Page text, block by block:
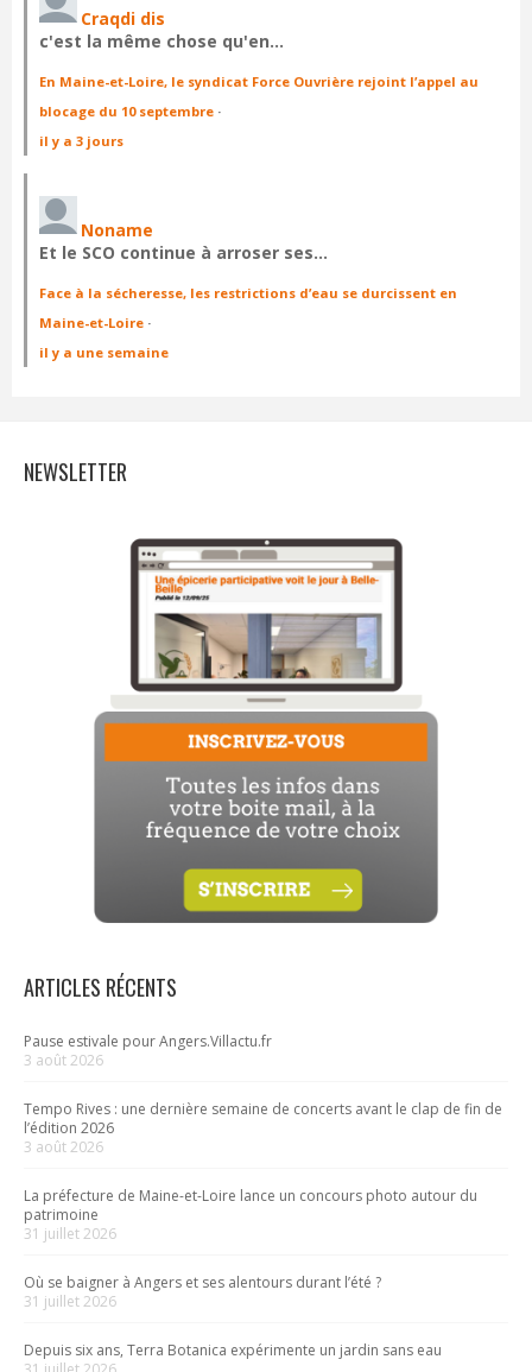
Craqdi dis
c'est la même chose qu'en…
En Maine-et-Loire, le syndicat Force Ouvrière rejoint l’appel au
blocage du 10 septembre ·
il y a 3 jours
Noname
Et le SCO continue à arroser ses…
Face à la sécheresse, les restrictions d’eau se durcissent en
Maine-et-Loire ·
il y a une semaine
NEWSLETTER
ARTICLES RÉCENTS
Pause estivale pour Angers.Villactu.fr
3 août 2026
Tempo Rives : une dernière semaine de concerts avant le clap de fin de
l’édition 2026
3 août 2026
La préfecture de Maine-et-Loire lance un concours photo autour du
patrimoine
31 juillet 2026
Où se baigner à Angers et ses alentours durant l’été ?
31 juillet 2026
Depuis six ans, Terra Botanica expérimente un jardin sans eau